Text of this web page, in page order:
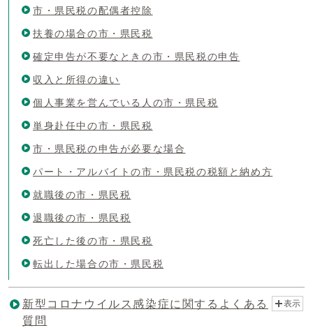
市・県民税の配偶者控除
扶養の場合の市・県民税
確定申告が不要なときの市・県民税の申告
収入と所得の違い
個人事業を営んでいる人の市・県民税
単身赴任中の市・県民税
市・県民税の申告が必要な場合
パート・アルバイトの市・県民税の税額と納め方
就職後の市・県民税
退職後の市・県民税
死亡した後の市・県民税
転出した場合の市・県民税
新型コロナウイルス感染症に関するよくある
質問
表示